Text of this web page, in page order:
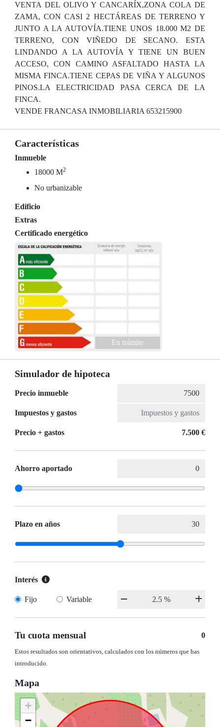
VENTA DEL OLIVO Y CANCARÍX,ZONA COLA DE
ZAMA, CON CASI 2 HECTÁREAS DE TERRENO Y
JUNTO A LA AUTOVÍA.TIENE UNOS 18.000 M2 DE
TERRENO, CON VIÑEDO DE SECANO. ESTA
LINDANDO A LA AUTOVÍA Y TIENE UN BUEN
ACCESO, CON CAMINO ASFALTADO HASTA LA
MISMA FINCA.TIENE CEPAS DE VIÑA Y ALGUNOS
PINOS.LA ELECTRICIDAD PASA CERCA DE LA
FINCA.
VENDE FRANCASA INMOBILIARIA 653215900
Características
Inmueble
18000 M2
No urbanizable
Edificio
Extras
Certificado energético
En trámite
Simulador de hipoteca
Precio inmueble
Impuestos y gastos
Precio + gastos 7.500 €
Ahorro aportado
Plazo en años
Interés
Fijo Variable
Tu cuota mensual 0
Estos resultados son orientativos, calculados con los números que has
introducido.
Mapa
+
−